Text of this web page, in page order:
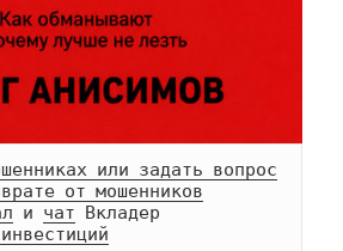
или задать вопрос
от мошенников
и чат